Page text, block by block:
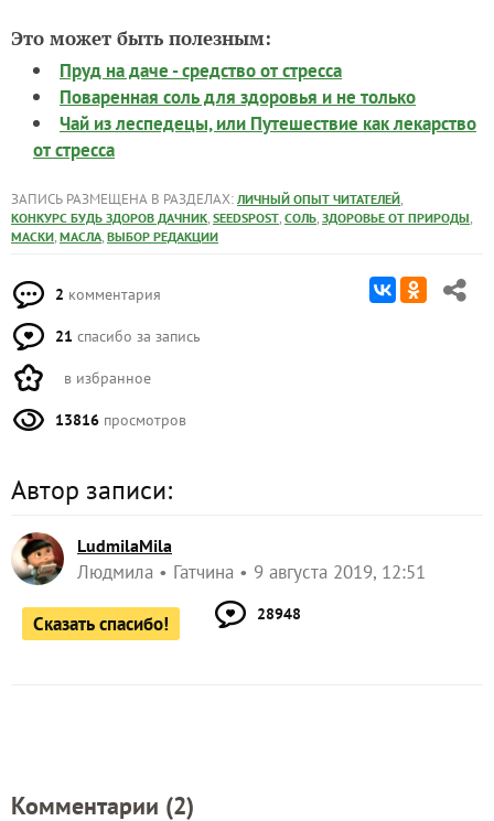
Это может быть полезным:
Пруд на даче - средство от стресса
Поваренная соль для здоровья и не только
Чай из леспедецы, или Путешествие как лекарство
от стресса
ЗАПИСЬ РАЗМЕЩЕНА В РАЗДЕЛАХ: ЛИЧНЫЙ ОПЫТ ЧИТАТЕЛЕЙ,
КОНКУРС БУДЬ ЗДОРОВ ДАЧНИК, SEEDSPOST, СОЛЬ, ЗДОРОВЬЕ ОТ ПРИРОДЫ,
МАСКИ, МАСЛА, ВЫБОР РЕДАКЦИИ
2 комментария
21 спасибо за запись
в избранное
13816 просмотров
Автор записи:
LudmilaMila
Людмила Гатчина 9 августа 2019, 12:51
Сказать спасибо! 28948
Комментарии (2)